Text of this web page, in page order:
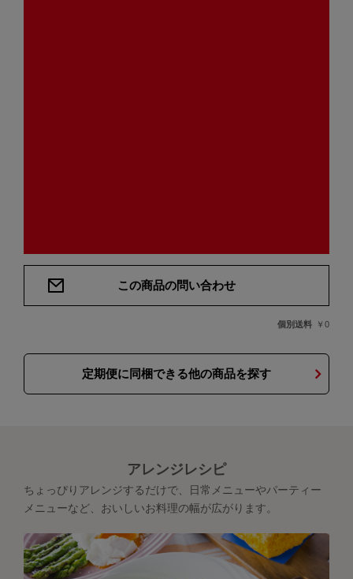
この商品の問い合わせ
個別送料 ￥0
定期便に同梱できる他の商品を探す
アレンジレシピ
ちょっぴりアレンジするだけで、日常メニューやパーティー
メニューなど、おいしいお料理の幅が広がります。